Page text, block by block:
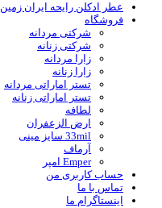
عطر ادکلن رایحه ایران زمین
فروشگاه
شرکتی مردانه
شرکتی زنانه
زارا مردانه
زارا زنانه
تستر اماراتی مردانه
تستر اماراتی زنانه
لطافه
ارض الزعفران
33mil سایز مینی
آرماف
Emper امپر
حساب کاربری من
تماس با ما
اینستاگرام ما